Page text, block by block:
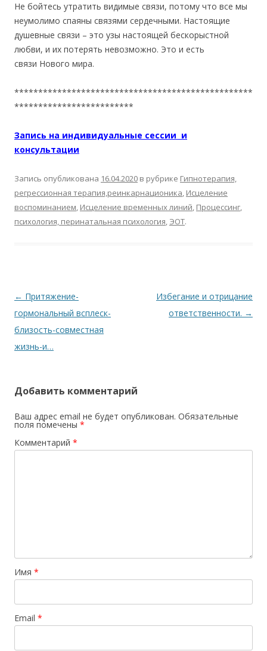
Не бойтесь утратить видимые связи, потому что все мы
неумолимо спаяны связями сердечными. Настоящие
душевные связи – это узы настоящей бескорыстной
любви, и их потерять невозможно. Это и есть
связи Нового мира.
**************************************************
*************************
Запись на индивидуальные сессии и
консультации
Запись опубликована 16.04.2020 в рубрике Гипнотерапия,
регрессионная терапия,реинкарнационика, Исцеление
воспоминанием, Исцеление временных линий, Процессинг,
психология, перинатальная психология, ЭОТ.
Навигация по записям
← Притяжение-
гормональный всплеск-
близость-совместная
жизнь-и…
Избегание и отрицание
ответственности. →
Добавить комментарий
Ваш адрес email не будет опубликован. Обязательные
поля помечены *
Комментарий *
Имя *
Email *